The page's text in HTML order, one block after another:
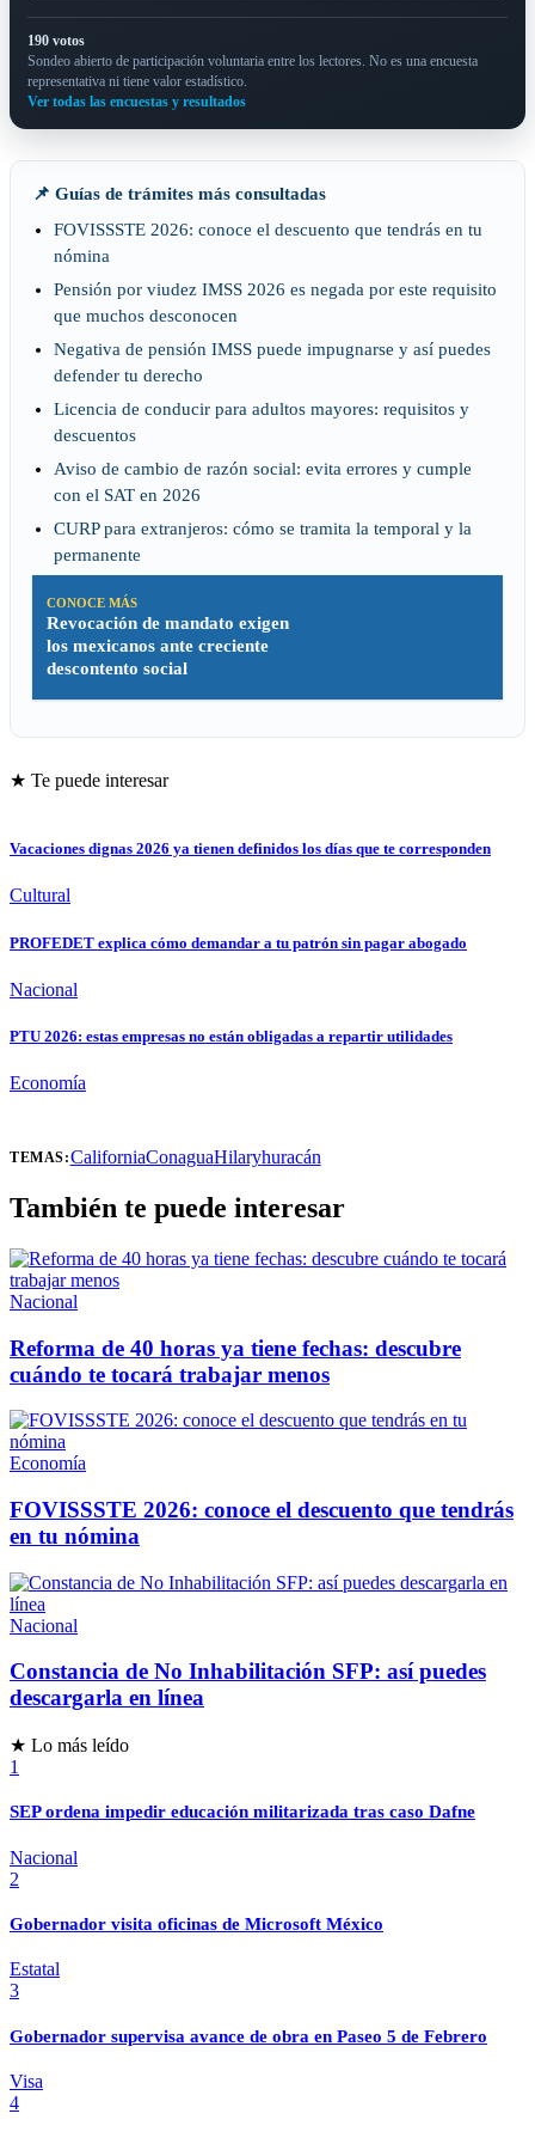
190 votos
Sondeo abierto de participación voluntaria entre los lectores. No es una encuesta
representativa ni tiene valor estadístico.
Ver todas las encuestas y resultados
📌 Guías de trámites más consultadas
FOVISSSTE 2026: conoce el descuento que tendrás en tu
nómina
Pensión por viudez IMSS 2026 es negada por este requisito
que muchos desconocen
Negativa de pensión IMSS puede impugnarse y así puedes
defender tu derecho
Licencia de conducir para adultos mayores: requisitos y
descuentos
Aviso de cambio de razón social: evita errores y cumple
con el SAT en 2026
CURP para extranjeros: cómo se tramita la temporal y la
permanente
CONOCE MÁS
Revocación de mandato exigen
los mexicanos ante creciente
descontento social
★ Te puede interesar
Vacaciones dignas 2026 ya tienen definidos los días que te corresponden
Cultural
PROFEDET explica cómo demandar a tu patrón sin pagar abogado
Nacional
PTU 2026: estas empresas no están obligadas a repartir utilidades
Economía
TEMAS:CaliforniaConaguaHilaryhuracán
También te puede interesar
Nacional
Reforma de 40 horas ya tiene fechas: descubre
cuándo te tocará trabajar menos
Economía
FOVISSSTE 2026: conoce el descuento que tendrás
en tu nómina
Nacional
Constancia de No Inhabilitación SFP: así puedes
descargarla en línea
★ Lo más leído
1
SEP ordena impedir educación militarizada tras caso Dafne
Nacional
2
Gobernador visita oficinas de Microsoft México
Estatal
3
Gobernador supervisa avance de obra en Paseo 5 de Febrero
Visa
4